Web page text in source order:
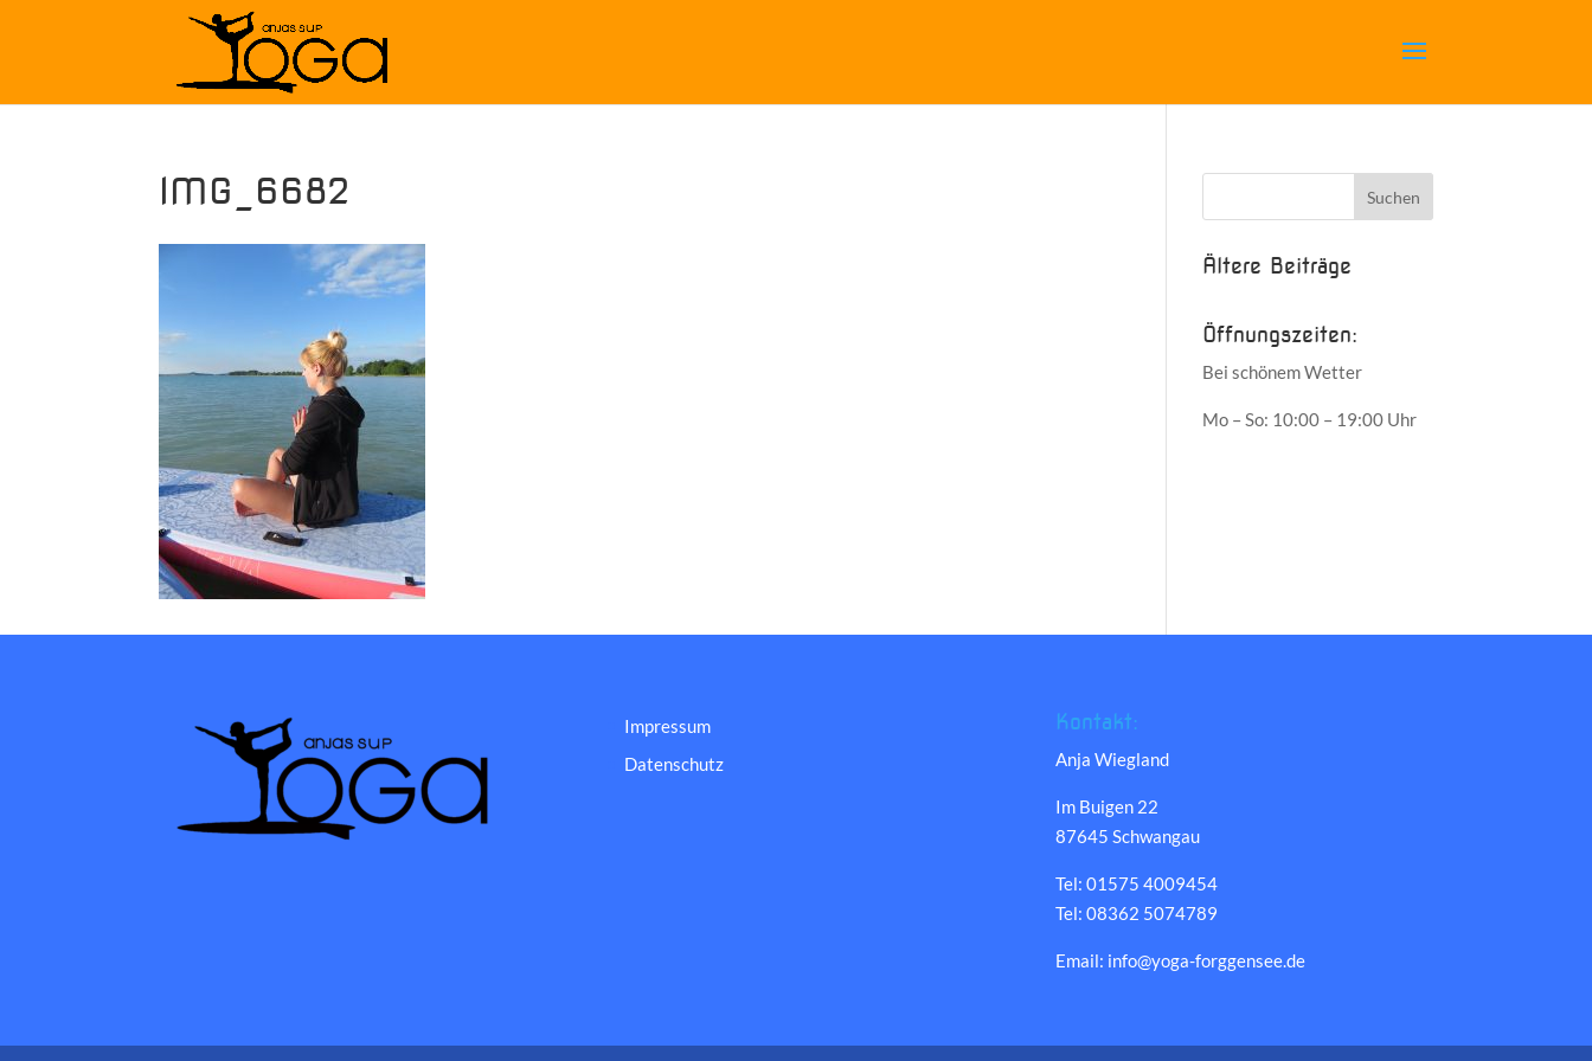
IMG_6682
Ältere Beiträge
Öffnungszeiten:
Bei schönem Wetter
Mo – So: 10:00 – 19:00 Uhr
Impressum
Datenschutz
Kontakt:
Anja Wiegland
Im Buigen 22
87645 Schwangau
Tel: 01575 4009454
Tel: 08362 5074789
Email: info@yoga-forggensee.de